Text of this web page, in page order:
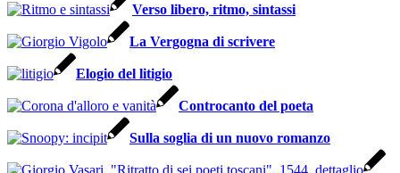
Verso libero, ritmo, sintassi
La Vergogna di scrivere
Elogio del litigio
Controcanto del poeta
Sulla soglia di un nuovo romanzo